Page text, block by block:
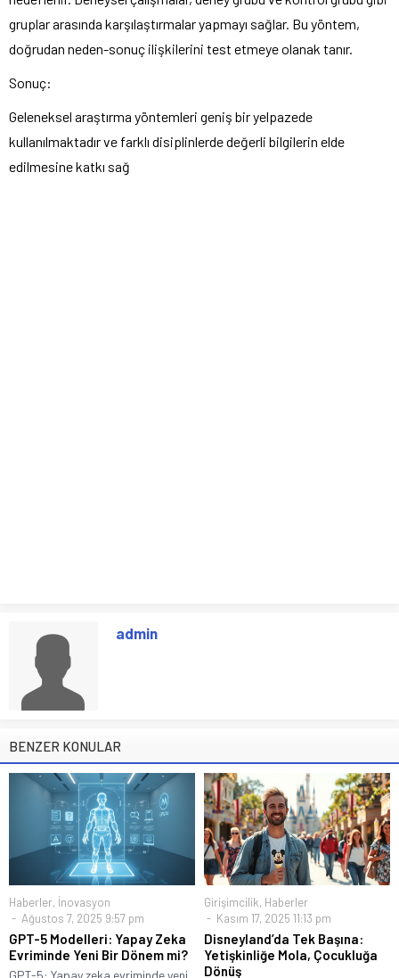
gruplar arasında karşılaştırmalar yapmayı sağlar. Bu yöntem,
doğrudan neden-sonuç ilişkilerini test etmeye olanak tanır.
Sonuç:
Geleneksel araştırma yöntemleri geniş bir yelpazede
kullanılmaktadır ve farklı disiplinlerde değerli bilgilerin elde
edilmesine katkı sağ
admin
BENZER KONULAR
Haberler, İnovasyon
Ağustos 7, 2025 9:57 pm
GPT-5 Modelleri: Yapay Zeka
Evriminde Yeni Bir Dönem mi?
GPT-5: Yapay zeka evriminde yeni
Girişimcilik, Haberler
Kasım 17, 2025 11:13 pm
Disneyland’da Tek Başına:
Yetişkinliğe Mola, Çocukluğa
Dönüş